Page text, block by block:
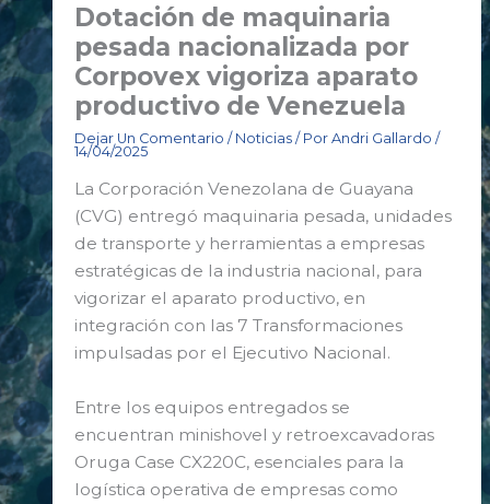
Dotación de maquinaria
pesada nacionalizada por
Corpovex vigoriza aparato
productivo de Venezuela
Dejar Un Comentario / Noticias / PorAndri Gallardo/
14/04/2025
La Corporación Venezolana de Guayana
(CVG) entregó maquinaria pesada, unidades
de transporte y herramientas a empresas
estratégicas de la industria nacional, para
vigorizar el aparato productivo, en
integración con las 7 Transformaciones
impulsadas por el Ejecutivo Nacional.
Entre los equipos entregados se
encuentran minishovel y retroexcavadoras
Oruga Case CX220C, esenciales para la
logística operativa de empresas como